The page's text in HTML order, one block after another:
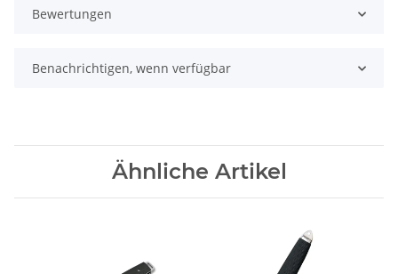
Bewertungen
Benachrichtigen, wenn verfügbar
Ähnliche Artikel